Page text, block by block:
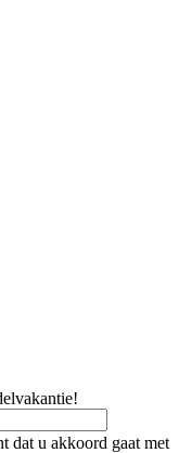
dat u akkoord gaat met